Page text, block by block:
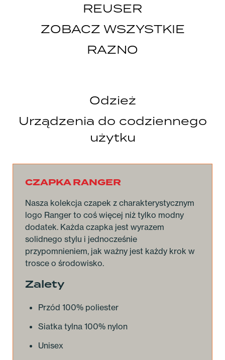
REUSER
ZOBACZ WSZYSTKIE
RAZNO
Odzież
Urządzenia do codziennego
użytku
CZAPKA RANGER
Nasza kolekcja czapek z charakterystycznym
logo Ranger to coś więcej niż tylko modny
dodatek. Każda czapka jest wyrazem
solidnego stylu i jednocześnie
przypomnieniem, jak ważny jest każdy krok w
trosce o środowisko.
Zalety
Przód 100% poliester
Siatka tylna 100% nylon
Unisex